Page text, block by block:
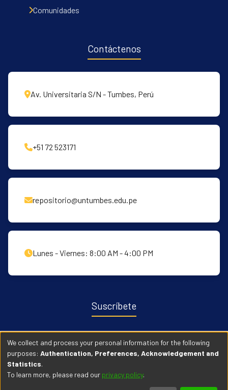
Comunidades
Contáctenos
Av. Universitaria S/N - Tumbes, Perú
+51 72 523171
repositorio@untumbes.edu.pe
Lunes - Viernes: 8:00 AM - 4:00 PM
Suscríbete
Recibe notificaciones sobre nuevas publicaciones y eventos
relacionados con el repositorio. ingresa Aqui →
We collect and process your personal information for the following
purposes: Authentication, Preferences, Acknowledgement and
Statistics.
To learn more, please read our privacy policy.